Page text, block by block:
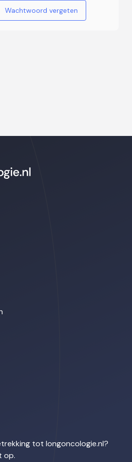
Wachtwoord vergeten
tot longoncologie.nl?
op.